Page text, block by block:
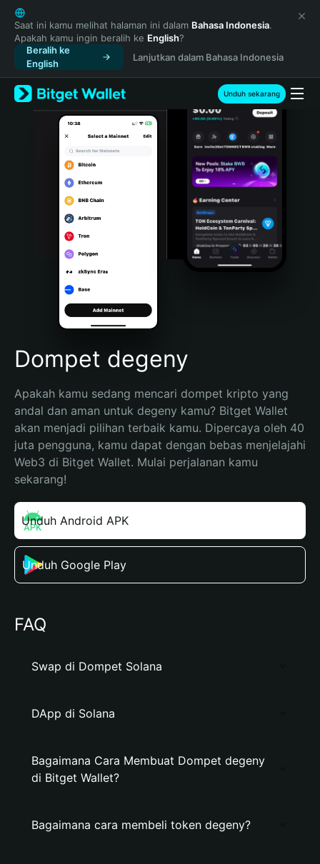
English
日本語
Tiếng Việt
Русский
Español (Latinoamérica)
Türkçe
Italiano
Português (Portugal)
Bahasa Indonesia
Português (Brasil)
Español (Argentina)
Saat ini kamu melihat halaman ini dalam Bahasa Indonesia.
Apakah kamu ingin beralih ke English?
Beralih ke
English
Lanjutkan dalam Bahasa Indonesia
Unduh sekarang
Dompet degeny
Apakah kamu sedang mencari dompet kripto yang
andal dan aman untuk degeny kamu? Bitget Wallet
akan menjadi pilihan terbaik kamu. Dipercaya oleh 40
juta pengguna, kamu dapat dengan bebas menjelajahi
Web3 di Bitget Wallet. Mulai perjalanan kamu
sekarang!
Unduh Android APK
Unduh Google Play
FAQ
Swap di Dompet Solana
DApp di Solana
Bagaimana Cara Membuat Dompet degeny
di Bitget Wallet?
Bagaimana cara membeli token degeny?